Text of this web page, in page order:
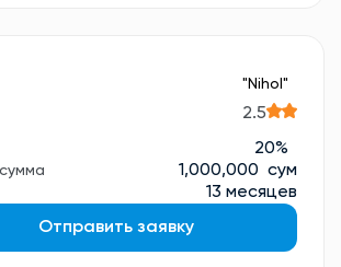
"Nihol"
2.5
20%
1,000,000 сум
13 месяцев
Отправить заявку